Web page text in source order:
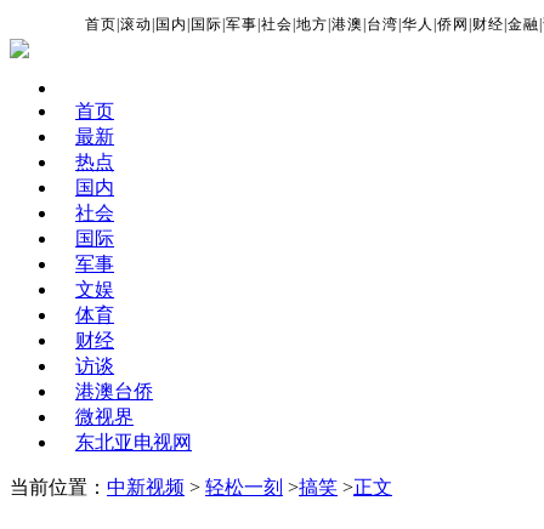
首页 |滚动 国内 国际 |军事 |社会 |地方 |港澳 台湾 |华人 |侨网 财经 |金融 |
首页
最新
热点
国内
社会
国际
军事
文娱
体育
财经
访谈
港澳台侨
微视界
东北亚电视网
当前位置： 中新视频 > 轻松一刻 >搞笑 >正文